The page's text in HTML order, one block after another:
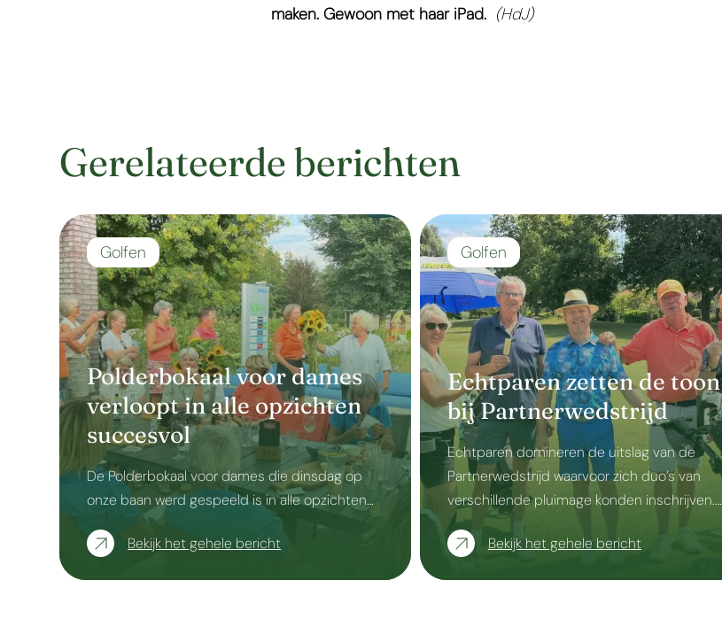
maken. Gewoon met haar iPad. (HdJ)
Gerelateerde berichten
Polderbokaal voor dames
verloopt in alle opzichten
succesvol
Golfen
De Polderbokaal voor dames die dinsdag op
onze baan werd gespeeld is in alle opzichten…
Bekijk het gehele bericht
Echtparen zetten de toon
bij Partnerwedstrijd
Golfen
Echtparen domineren de uitslag van de
Partnerwedstrijd waarvoor zich duo’s van
verschillende pluimage konden inschrijven.…
Bekijk het gehele bericht